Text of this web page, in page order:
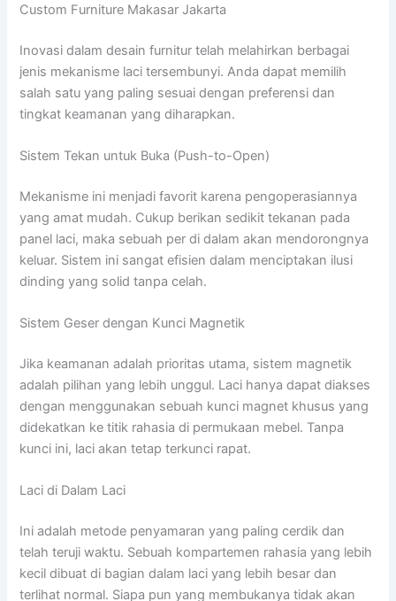
Custom Furniture Makasar Jakarta
Inovasi dalam desain furnitur telah melahirkan berbagai
jenis mekanisme laci tersembunyi. Anda dapat memilih
salah satu yang paling sesuai dengan preferensi dan
tingkat keamanan yang diharapkan.
Sistem Tekan untuk Buka (Push-to-Open)
Mekanisme ini menjadi favorit karena pengoperasiannya
yang amat mudah. Cukup berikan sedikit tekanan pada
panel laci, maka sebuah per di dalam akan mendorongnya
keluar. Sistem ini sangat efisien dalam menciptakan ilusi
dinding yang solid tanpa celah.
Sistem Geser dengan Kunci Magnetik
Jika keamanan adalah prioritas utama, sistem magnetik
adalah pilihan yang lebih unggul. Laci hanya dapat diakses
dengan menggunakan sebuah kunci magnet khusus yang
didekatkan ke titik rahasia di permukaan mebel. Tanpa
kunci ini, laci akan tetap terkunci rapat.
Laci di Dalam Laci
Ini adalah metode penyamaran yang paling cerdik dan
telah teruji waktu. Sebuah kompartemen rahasia yang lebih
kecil dibuat di bagian dalam laci yang lebih besar dan
terlihat normal. Siapa pun yang membukanya tidak akan